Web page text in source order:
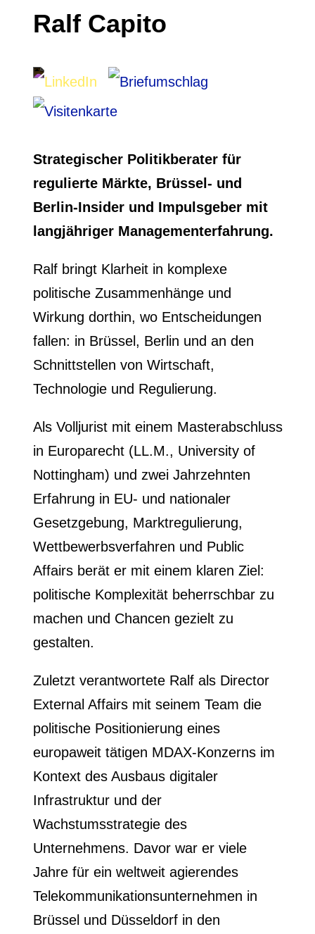
Ralf Capito
Strategischer Politikberater für
regulierte Märkte, Brüssel- und
Berlin-Insider und Impulsgeber mit
langjähriger Managementerfahrung.
Ralf bringt Klarheit in komplexe
politische Zusammenhänge und
Wirkung dorthin, wo Entscheidungen
fallen: in Brüssel, Berlin und an den
Schnittstellen von Wirtschaft,
Technologie und Regulierung.
Als Volljurist mit einem Masterabschluss
in Europarecht (LL.M., University of
Nottingham) und zwei Jahrzehnten
Erfahrung in EU- und nationaler
Gesetzgebung, Marktregulierung,
Wettbewerbsverfahren und Public
Affairs berät er mit einem klaren Ziel:
politische Komplexität beherrschbar zu
machen und Chancen gezielt zu
gestalten.
Zuletzt verantwortete Ralf als Director
External Affairs mit seinem Team die
politische Positionierung eines
europaweit tätigen MDAX-Konzerns im
Kontext des Ausbaus digitaler
Infrastruktur und der
Wachstumsstrategie des
Unternehmens. Davor war er viele
Jahre für ein weltweit agierendes
Telekommunikationsunternehmen in
Brüssel und Düsseldorf in den